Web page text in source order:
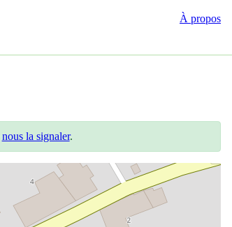
À propos
nous la signaler.